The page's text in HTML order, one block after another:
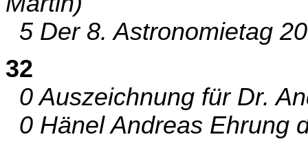
5 Der 8. Astronomietag
32
0 Auszeichnung für Dr.
0 Hänel Andreas Ehrung